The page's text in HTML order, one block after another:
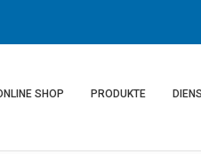
SHOP PRODUKTE